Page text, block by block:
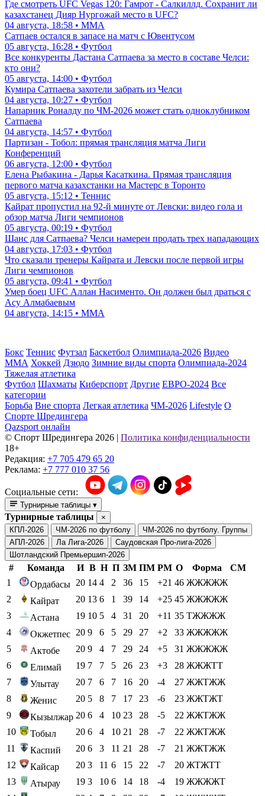
Где смотреть UFC Vegas 120: Гамрот - Салкиллд. Сохранит ли
казахстанец Дияр Нургожай место в UFC?
04 августа, 18:58 • ММА
Сатпаев остался в запасе на матч с Ювентусом
05 августа, 16:28 • Футбол
Все конкуренты Дастана Сатпаева за место в составе Челси:
кто они?
05 августа, 14:00 • Футбол
Кумира Сатпаева захотели забрать из Челси
04 августа, 10:27 • Футбол
Напарник Роналду по ЧМ-2026 может стать одноклубником
Сатпаева
04 августа, 14:57 • Футбол
Партизан - Тобол: прямая трансляция матча Лиги
Конференций
06 августа, 12:00 • Футбол
Елена Рыбакина - Дарья Касаткина. Прямая трансляция
первого матча казахстанки на Мастерс в Торонто
05 августа, 15:12 • Теннис
Кайрат пропустил на 92-й минуте от Левски: видео гола и
обзор матча Лиги чемпионов
05 августа, 00:19 • Футбол
Шанс для Сатпаева? Челси намерен продать трех нападающих
04 августа, 17:03 • Футбол
Что сказали тренеры Кайрата и Левски после первой игры
Лиги чемпионов
05 августа, 09:41 • Футбол
Умер боец UFC Аллан Насименто. Он должен был драться с
Асу Алмабаевым
04 августа, 14:15 • ММА
Бокс Теннис Футзал Баскетбол Олимпиада-2026 Видео
ММА Хоккей Дзюдо Зимние виды спорта Олимпиада-2024
Тяжелая атлетика
Футбол Шахматы Киберспорт Другие ЕВРО-2024 Все
категории
Борьба Вне спорта Легкая атлетика ЧМ-2026 Lifestyle О
Спорте Шредингера
Qazsport онлайн
© Cпорт Шредингера 2026 | Политика конфиденциальности
18+
Редакция: +7 705 479 65 20
Реклама: +7 777 010 37 56
Социальные сети:
Турнирные таблицы ▾
Турнирные таблицы
×
КПЛ-2026
ЧМ-2026 по футболу
ЧМ-2026 по футболу. Группы
АПЛ-2026
Ла Лига-2026
Саудовская Про-лига-2026
Шотландский Премьершип-2026
# Команда И В Н П ЗМ ПМ РМ О Форма
СМ
1
Ордабасы 20 14 4 2 36 15 +21 46 ЖЖЖЖЖ
2
Кайрат 20 13 6 1 39 14 +25 45 ЖЖЖЖЖ
3
Астана 19 10 5 4 31 20 +11 35 ТЖЖЖЖ
4
Окжетпес 20 9 6 5 29 27 +2 33 ЖЖЖЖЖ
5
Актобе 20 9 4 7 29 24 +5 31 ЖЖЖЖЖ
6
Елимай 19 7 7 5 26 23 +3 28 ЖЖЖТТ
7
Улытау 20 7 6 7 16 20 -4 27 ЖЖТЖЖ
8
Женис 20 5 8 7 17 23 -6 23 ЖЖТЖТ
9
Кызылжар 20 6 4 10 23 28 -5 22 ЖЖТЖЖ
10
Тобыл 20 6 4 10 21 28 -7 22 ЖЖТЖЖ
11
Каспий 20 6 3 11 21 28 -7 21 ЖЖТЖЖ
12
Кайсар 20 3 11 6 15 22 -7 20 ЖТЖТТ
13
Атырау 19 3 10 6 14 18 -4 19 ЖЖЖЖТ